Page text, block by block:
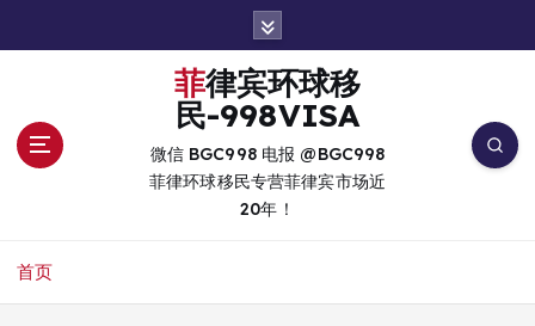
菲律宾环球移
民-998VISA
微信 BGC998 电报 @BGC998
菲律环球移民专营菲律宾市场近
20年！
首页